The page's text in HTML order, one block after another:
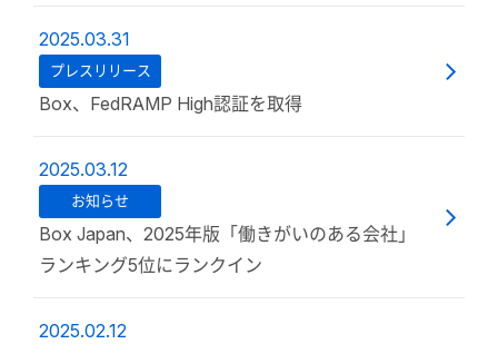
2025.03.31
プレスリリース
Box、FedRAMP High認証を取得
2025.03.12
お知らせ
Box Japan、2025年版「働きがいのある会社」
ランキング5位にランクイン
2025.02.12